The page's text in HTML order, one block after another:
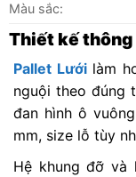
Màu sắc:
Thiết kế thông
Pallet Lướilàm
nguội theo đúng
đan hình ô
mm, size lỗ tùy
Hệ khung đỡ và